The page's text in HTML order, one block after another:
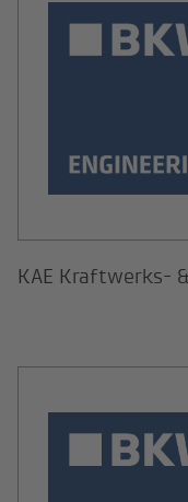
KAE Kraftwerks-